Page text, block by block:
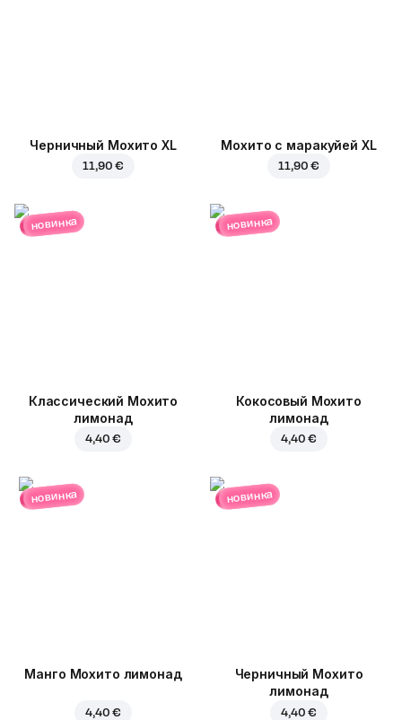
Черничный Мохито XL
11,90 €
Мохито с маракуйей XL
11,90 €
новинка
Классический Мохито
лимонад
4,40 €
новинка
Кокосовый Мохито
лимонад
4,40 €
новинка
Манго Мохито лимонад
4,40 €
новинка
Черничный Мохито
лимонад
4,40 €